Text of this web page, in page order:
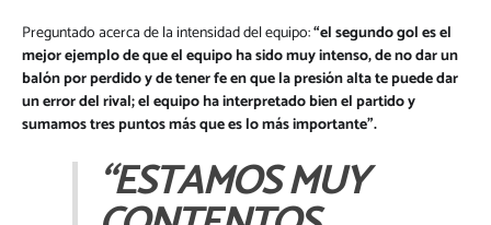
Preguntado acerca de la intensidad del equipo:“el segundo gol es el
mejor ejemplo de que el equipo ha sido muy intenso, de no dar un
balón por perdido y de tener fe en que la presión alta te puede dar
un error del rival; el equipo ha interpretado bien el partido y
sumamos tres puntos más que es lo más importante”.
“ESTAMOS MUY